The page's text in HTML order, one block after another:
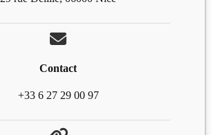
Contact
+33 6 27 29 00 97